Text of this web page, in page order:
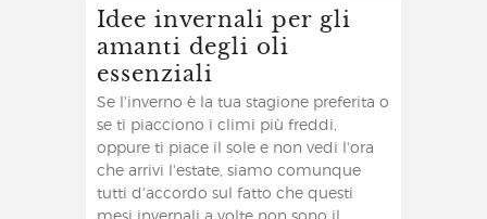
Idee invernali per gli
amanti degli oli
essenziali
Se l'inverno è la tua stagione preferita o
se ti piacciono i climi più freddi,
oppure ti piace il sole e non vedi l'ora
che arrivi l'estate, siamo comunque
tutti d'accordo sul fatto che questi